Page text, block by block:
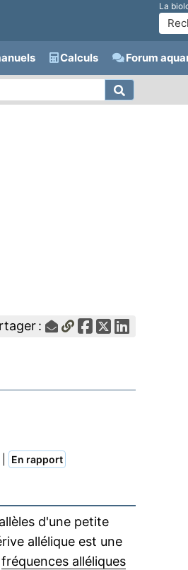
La
Calculs Forum
:
En rapport
d'une petite
allélique est une
fréquences alléliques